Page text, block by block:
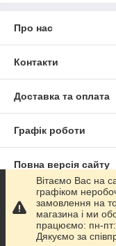
Про нас
Контакти
Доставка та оплата
Графік роботи
Повна версія сайту
Сайт створено на
Політика
Вітаємо Вас на
графіком
замовлення на
магазина і ми
працюємо: пн-
Дякуємо за